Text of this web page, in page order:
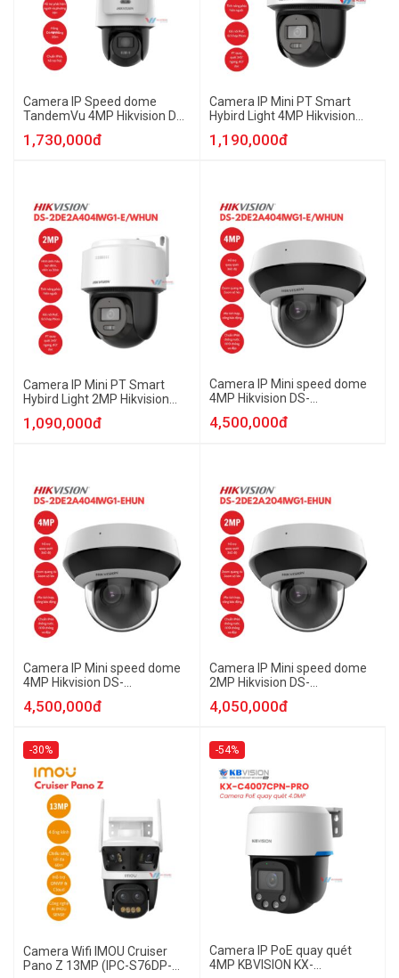
Camera IP Speed dome
TandemVu 4MP Hikvision DS-
1,730,000đ
Camera IP Mini PT Smart
Hybird Light 4MP Hikvision
1,190,000đ
Camera IP Mini PT Smart
Hybird Light 2MP Hikvision
1,090,000đ
Camera IP Mini speed dome
4MP Hikvision DS-
4,500,000đ
Camera IP Mini speed dome
4MP Hikvision DS-
4,500,000đ
Camera IP Mini speed dome
2MP Hikvision DS-
4,050,000đ
-30%
Camera Wifi IMOU Cruiser
Pano Z 13MP (IPC-S76DP-
-54%
Camera IP PoE quay quét
4MP KBVISION KX-